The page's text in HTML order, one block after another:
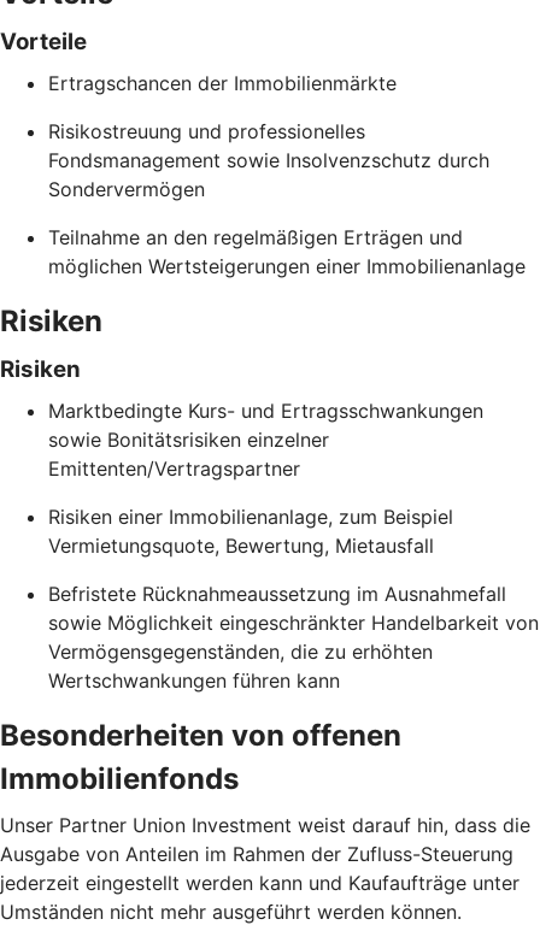
Vorteile
Ertragschancen der Immobilienmärkte
Risikostreuung und professionelles
Fondsmanagement sowie Insolvenzschutz durch
Sondervermögen
Teilnahme an den regelmäßigen Erträgen und
möglichen Wertsteigerungen einer Immobilienanlage
Risiken
Risiken
Marktbedingte Kurs- und Ertragsschwankungen
sowie Bonitätsrisiken einzelner
Emittenten/Vertragspartner
Risiken einer Immobilienanlage, zum Beispiel
Vermietungsquote, Bewertung, Mietausfall
Befristete Rücknahmeaussetzung im Ausnahmefall
sowie Möglichkeit eingeschränkter Handelbarkeit von
Vermögensgegenständen, die zu erhöhten
Wertschwankungen führen kann
Besonderheiten von offenen
Immobilienfonds
Unser Partner Union Investment weist darauf hin, dass die
Ausgabe von Anteilen im Rahmen der Zufluss-Steuerung
jederzeit eingestellt werden kann und Kaufaufträge unter
Umständen nicht mehr ausgeführt werden können.